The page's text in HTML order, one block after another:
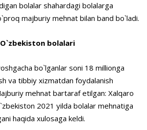
bolalar shahardagi bolalarga
majburiy mehnat bilan band bo`ladi.
O`zbekiston bolalari
bo`lganlar soni 18 millionga
va tibbiy xizmatdan foydalanish
mehnat bartaraf etilgan: Xalqaro
2021 yilda bolalar mehnatiga
haqida xulosaga keldi.